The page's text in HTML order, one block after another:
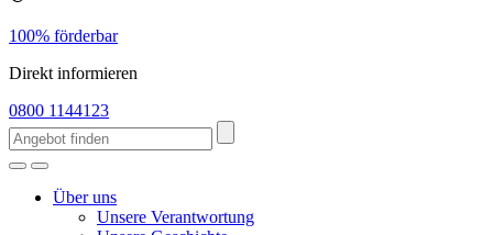
100% förderbar
Direkt informieren
0800 1144123
Über uns
Unsere Verantwortung